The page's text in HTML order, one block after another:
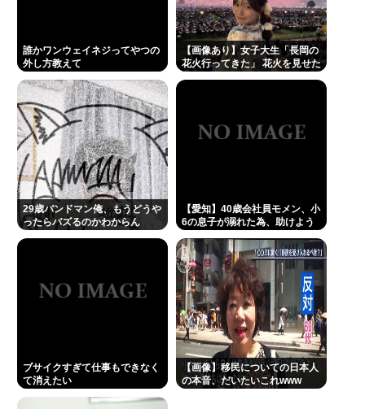
誰かワンウェイネジってやつの
外し方教えて
【画像あり】女子大生「長岡の
花火行ってきた」 花火を見せた
29歳バンドマン俺、もうどうや
ったらバズるのかわからん
【愛知】40歳会社員モメン、小
6の息子が溺れた為、助けよう
出
ブサイクすぎて仕事もできなく
て消えたい
【画像】移民についての日本人
の本音、だいたいこれwww